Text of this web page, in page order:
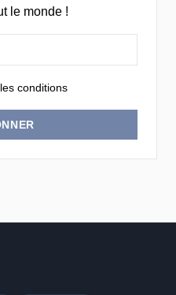
le monde !
conditions